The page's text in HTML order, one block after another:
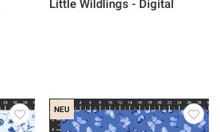
Little Wildlings - Digital
NEU